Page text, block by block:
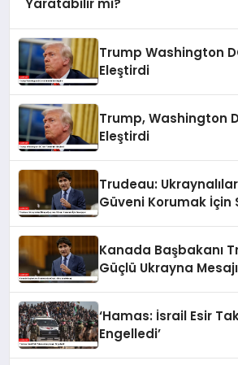
Yaratabilir mi?
Trump Washington
Eleştirdi
Trump, Washington
Eleştirdi
Trudeau:
Güveni Korumak İçin
Kanada Başbakanı
Güçlü Ukrayna Mesajı
‘Hamas: İsrail Esir
Engelledi’